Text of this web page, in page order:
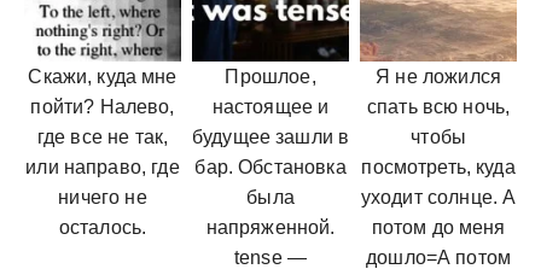
Скажи, куда мне
пойти? Налево,
где все не так,
или направо, где
ничего не
осталось.
Прошлое,
настоящее и
будущее зашли в
бар. Обстановка
была
напряженной.
tense —
Я не ложился
спать всю ночь,
чтобы
посмотреть, куда
уходит солнце. А
потом до меня
дошло=А потом